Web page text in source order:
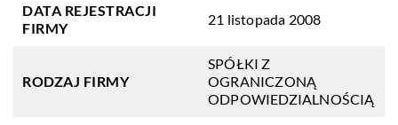
DATA REJESTRACJI
FIRMY
21 listopada 2008
RODZAJ FIRMY
SPÓŁKI Z
OGRANICZONĄ
ODPOWIEDZIALNOŚCIĄ